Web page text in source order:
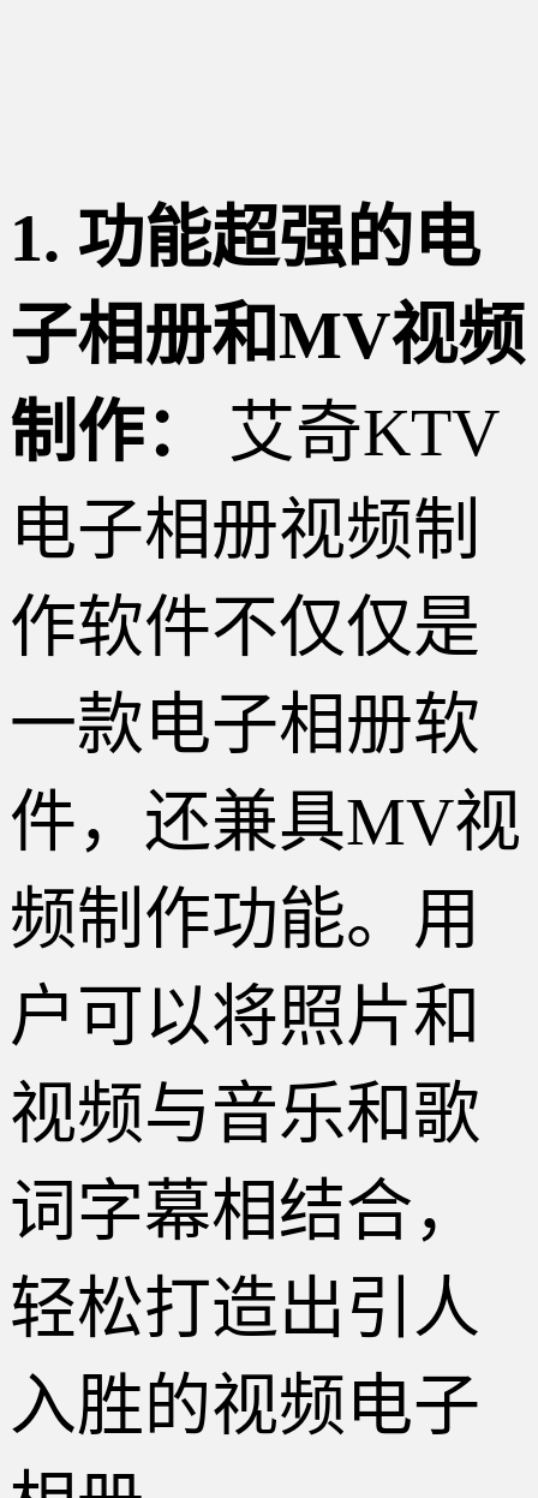
1. 功能超强的电
子相册和MV视频
制作：
艾奇KTV
电子相册视频制
作软件不仅仅是
一款电子相册软
件，还兼具MV视
频制作功能。用
户可以将照片和
视频与音乐和歌
词字幕相结合，
轻松打造出引人
入胜的视频电子